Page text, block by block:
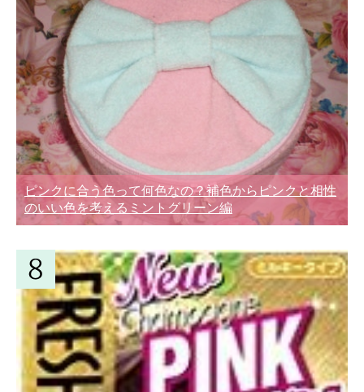
ピンクに合う色って何色なの？補色からピンクと相性
のいい色を考えるミントグリーン編